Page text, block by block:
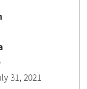
31, 2021